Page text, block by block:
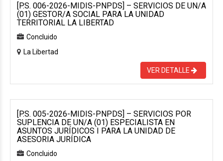
[P.S. 006-2026-MIDIS-PNPDS] – SERVICIOS DE UN/A
(01) GESTOR/A SOCIAL PARA LA UNIDAD
TERRITORIAL LA LIBERTAD
Concluido
La Libertad
VER DETALLE
[P.S. 005-2026-MIDIS-PNPDS] – SERVICIOS POR
SUPLENCIA DE UN/A (01) ESPECIALISTA EN
ASUNTOS JURÍDICOS I PARA LA UNIDAD DE
ASESORIA JURÍDICA
Concluido